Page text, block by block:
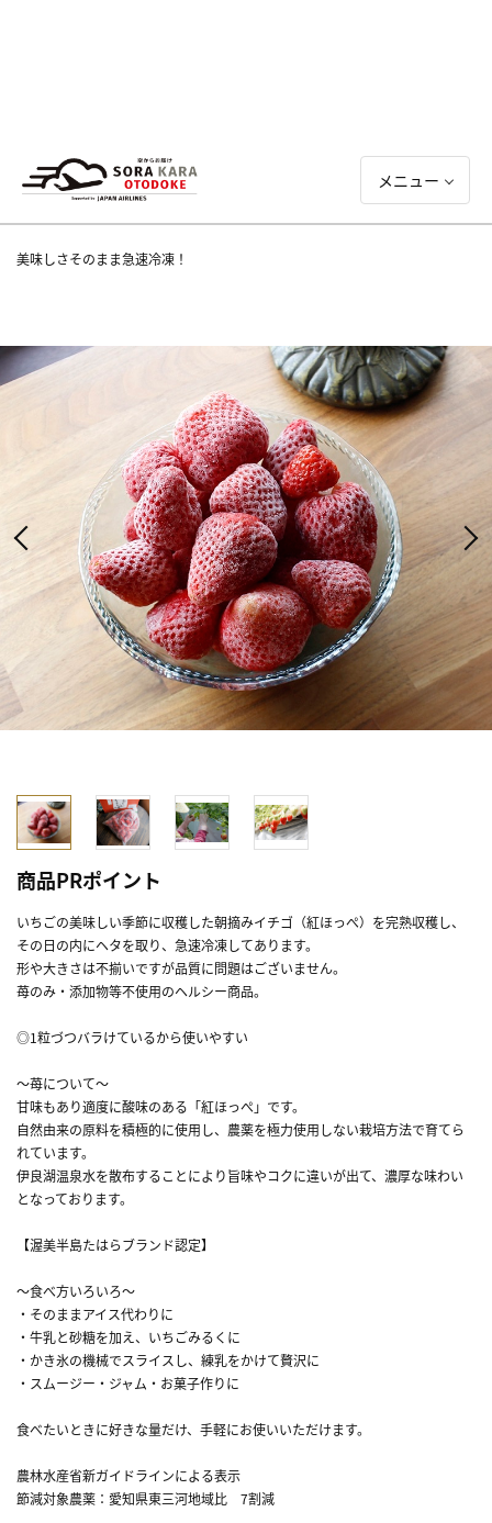
メニュー
美味しさそのまま急速冷凍！
商品PRポイント
いちごの美味しい季節に収穫した朝摘みイチゴ（紅ほっぺ）を完熟収穫し、
その日の内にヘタを取り、急速冷凍してあります。
形や大きさは不揃いですが品質に問題はございません。
苺のみ・添加物等不使用のヘルシー商品。
◎1粒づつバラけているから使いやすい
～苺について～
甘味もあり適度に酸味のある「紅ほっぺ」です。
自然由来の原料を積極的に使用し、農薬を極力使用しない栽培方法で育てら
れています。
伊良湖温泉水を散布することにより旨味やコクに違いが出て、濃厚な味わい
となっております。
【渥美半島たはらブランド認定】
～食べ方いろいろ～
・そのままアイス代わりに
・牛乳と砂糖を加え、いちごみるくに
・かき氷の機械でスライスし、練乳をかけて贅沢に
・スムージー・ジャム・お菓子作りに
食べたいときに好きな量だけ、手軽にお使いいただけます。
農林水産省新ガイドラインによる表示
節減対象農薬：愛知県東三河地域比 7割減